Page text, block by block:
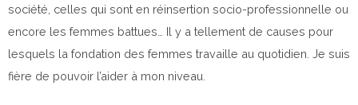
société, celles qui sont en réinsertion socio-professionnelle ou
encore les femmes battues… Il y a tellement de causes pour
lesquels la fondation des femmes travaille au quotidien. Je suis
fière de pouvoir l’aider à mon niveau.